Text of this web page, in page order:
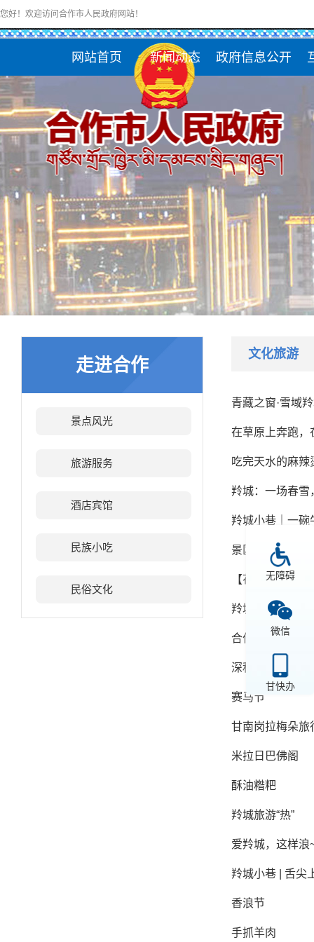
无障碍
微信
甘快办
您好！欢迎访问合作市人民政府网站！
网站首页 新闻动态 政府信息公开
走进合作
景点风光
旅游服务
酒店宾馆
民族小吃
民俗文化
文化旅游
青藏之窗·雪域
在草原上奔跑，
吃完天水的麻
羚城：一场春雪
羚城小巷｜一
景区游玩，这份
【花样羚城·
羚城小巷 | 伴
合作市：活跃在
深秋遇初雪 美
赛马节
甘南岗拉梅朵旅
米拉日巴佛阁
酥油糌粑
羚城旅游“热”
爱羚城，这样浪
羚城小巷 | 舌尖
香浪节
手抓羊肉